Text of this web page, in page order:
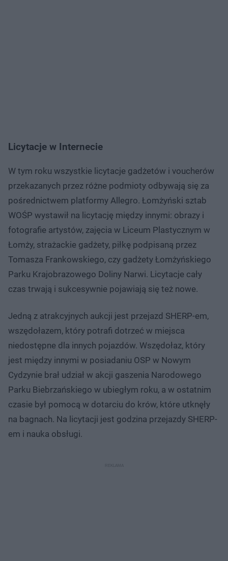
Licytacje w Internecie
W tym roku wszystkie licytacje gadżetów i voucherów
przekazanych przez różne podmioty odbywają się za
pośrednictwem platformy Allegro. Łomżyński sztab
WOŚP wystawił na licytację między innymi: obrazy i
fotografie artystów, zajęcia w Liceum Plastycznym w
Łomży, strażackie gadżety, piłkę podpisaną przez
Tomasza Frankowskiego, czy gadżety Łomżyńskiego
Parku Krajobrazowego Doliny Narwi. Licytacje cały
czas trwają i sukcesywnie pojawiają się też nowe.
Jedną z atrakcyjnych aukcji jest przejazd SHERP-em,
wszędołazem, który potrafi dotrzeć w miejsca
niedostępne dla innych pojazdów. Wszędołaz, który
jest między innymi w posiadaniu OSP w Nowym
Cydzynie brał udział w akcji gaszenia Narodowego
Parku Biebrzańskiego w ubiegłym roku, a w ostatnim
czasie był pomocą w dotarciu do krów, które utknęły
na bagnach. Na licytacji jest godzina przejazdy SHERP-
em i nauka obsługi.